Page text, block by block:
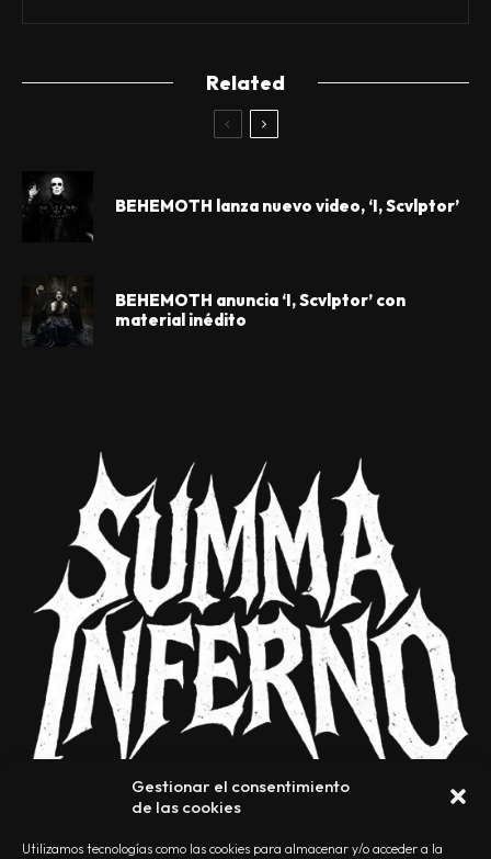
Gestionar el consentimiento
de las cookies
Utilizamos tecnologías como las cookies para almacenar y/o acceder a la
Related
BEHEMOTH lanza nuevo video, ‘I, Scvlptor’
BEHEMOTH anuncia ‘I, Scvlptor’ con
material inédito